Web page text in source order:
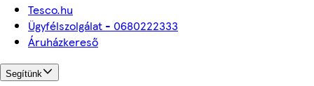
Tesco.hu
Ügyfélszolgálat - 0680222333
Áruházkereső
Segítünk